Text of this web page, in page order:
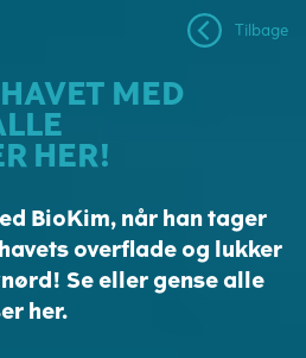
Tilbage
MED
HER!
BioKim, når han tager
overflade og lukker
Se eller gense alle
her.